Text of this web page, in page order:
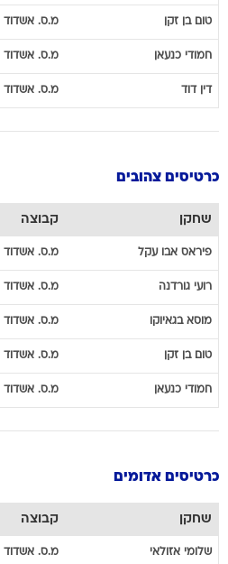
טום בן זקן מ.ס. אשדוד
חמודי כנעאן מ.ס. אשדוד
דין דוד מ.ס. אשדוד
כרטיסים צהובים
שחקן קבוצה
פיראס אבו עקל מ.ס. אשדוד
רועי גורדנה מ.ס. אשדוד
מוסא בגאיוקו מ.ס. אשדוד
טום בן זקן מ.ס. אשדוד
חמודי כנעאן מ.ס. אשדוד
כרטיסים אדומים
שחקן קבוצה
שלומי אזולאי מ.ס. אשדוד